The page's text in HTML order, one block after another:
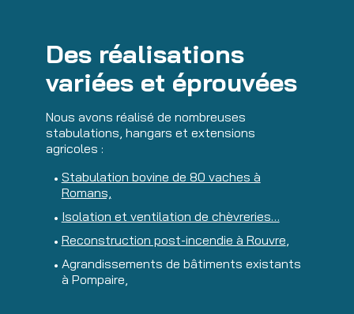
Des réalisations
variées et éprouvées
Nous avons réalisé de nombreuses
stabulations, hangars et extensions
agricoles :
Stabulation bovine de 80 vaches à
Romans,
Isolation et ventilation de chèvreries…
Reconstruction post-incendie à Rouvre
Agrandissements de bâtiments existants
à Pompaire,